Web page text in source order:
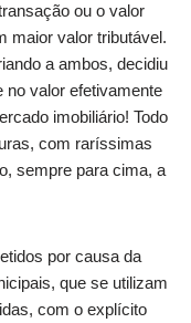
ou o valor
maior valor tributável.
a ambos, decidiu
no valor efetivamente
imobiliário! Todo
com raríssimas
sempre para cima, a
por causa da
que se utilizam
com o explícito